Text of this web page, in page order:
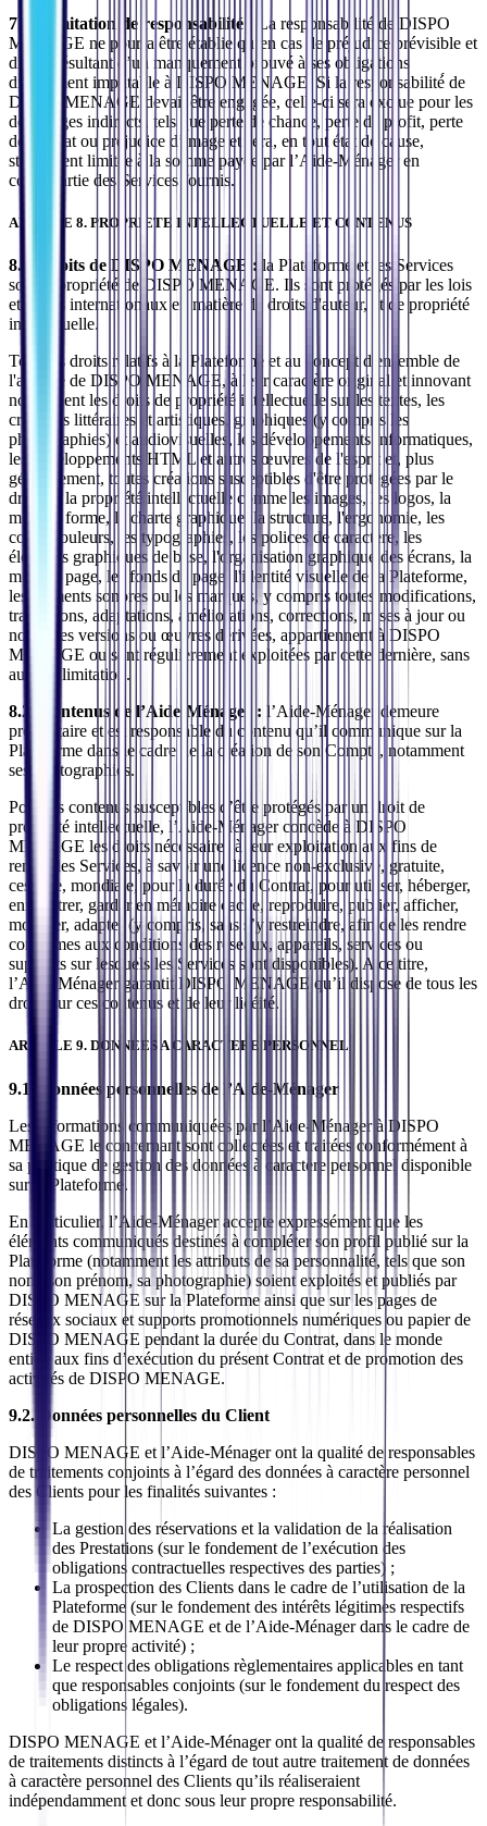
7.3. Limitation de responsabilité :
La responsabilité de DISPO
MENAGE ne pourra être établie qu’en cas de préjudice prévisible et
direct, résultant d’un manquement prouvé à ses obligations
directement imputable à DISPO MENAGE. Si la responsabilité́ de
DISPO MENAGE devait être engagée, celle-ci sera exclue pour les
dommages indirects, tels que perte de chance, perte de profit, perte
de contrat ou préjudice d’image et sera, en tout état de cause,
strictement limitée à la somme payée par l’Aide-Ménager en
contrepartie des Services fournis.
ARTICLE 8. PROPRIETE INTELLECTUELLE ET CONTENUS
8.1. Droits de DISPO MENAGE : la Plateforme et les Services
sont la propriété de DISPO MENAGE. Ils sont protégés par les lois
et traités internationaux en matière de droits d'auteur, et de propriété
intellectuelle.
Tous les droits relatifs à la Plateforme et au concept d'ensemble de
l'activité de DISPO MENAGE, à leur caractère original et innovant
notamment les droits de propriété intellectuelle sur les textes, les
créations littéraires et artistiques, graphiques (y compris les
photographies) et audiovisuelles, les développements informatiques,
les développements HTML et autres œuvres de l'esprit et, plus
généralement, toutes créations susceptibles d'être protégées par le
droit de la propriété intellectuelle comme les images, les logos, la
mise en forme, la charte graphique, la structure, l'ergonomie, les
codes couleurs, les typographies, les polices de caractère, les
éléments graphiques de base, l'organisation graphique des écrans, la
mise en page, les fonds de page, l'identité visuelle de la Plateforme,
les éléments sonores ou les marques, y compris toutes modifications,
traductions, adaptations, améliorations, corrections, mises à jour ou
nouvelles versions ou œuvres dérivées, appartiennent à DISPO
MENAGE ou sont régulièrement exploitées par cette dernière, sans
aucune limitation.
8.2. Contenus de l’Aide-Ménager : l’Aide-Ménager demeure
propriétaire et est responsable du contenu qu’il communique sur la
Plateforme dans le cadre de la création de son Compte, notamment
ses photographies.
Pour les contenus susceptibles d’être protégés par un droit de
propriété intellectuelle, l’Aide-Ménager concède à DISPO
MENAGE les droits nécessaires à leur exploitation aux fins de
rendre les Services, à savoir une licence non-exclusive, gratuite,
cessible, mondiale, pour la durée du Contrat, pour utiliser, héberger,
enregistrer, garder en mémoire cache, reproduire, publier, afficher,
modifier, adapter (y compris, sans s’y restreindre, afin de les rendre
conformes aux conditions des réseaux, appareils, services ou
supports sur lesquels les Services sont disponibles). A ce titre,
l’Aide-Ménager garantit DISPO MENAGE qu’il dispose de tous les
droits sur ces contenus et de leur licéité.
ARTICLE 9. DONNEES A CARACTERE PERSONNEL
9.1. Données personnelles de l’Aide-Ménager
Les informations communiquées par l’Aide-Ménager à DISPO
MENAGE le concernant sont collectées et traitées conformément à
sa politique de gestion des données à caractère personnel disponible
sur la Plateforme.
En particulier, l’Aide-Ménager accepte expressément que les
éléments communiqués destinés à compléter son profil publié sur la
Plateforme (notamment les attributs de sa personnalité, tels que son
nom, son prénom, sa photographie) soient exploités et publiés par
DISPO MENAGE sur la Plateforme ainsi que sur les pages de
réseaux sociaux et supports promotionnels numériques ou papier de
DISPO MENAGE pendant la durée du Contrat, dans le monde
entier, aux fins d’exécution du présent Contrat et de promotion des
activités de DISPO MENAGE.
9.2. Données personnelles du Client
DISPO MENAGE et l’Aide-Ménager ont la qualité de responsables
de traitements conjoints à l’égard des données à caractère personnel
des Clients pour les finalités suivantes :
La gestion des réservations et la validation de la réalisation
des Prestations (sur le fondement de l’exécution des
obligations contractuelles respectives des parties) ;
La prospection des Clients dans le cadre de l’utilisation de la
Plateforme (sur le fondement des intérêts légitimes respectifs
de DISPO MENAGE et de l’Aide-Ménager dans le cadre de
leur propre activité) ;
Le respect des obligations règlementaires applicables en tant
que responsables conjoints (sur le fondement du respect des
obligations légales).
DISPO MENAGE et l’Aide-Ménager ont la qualité de responsables
de traitements distincts à l’égard de tout autre traitement de données
à caractère personnel des Clients qu’ils réaliseraient
indépendamment et donc sous leur propre responsabilité.